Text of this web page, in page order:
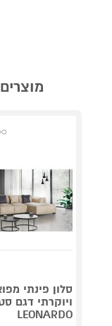
סלון פינתי
ויוקרתי דגם
LEONARDO